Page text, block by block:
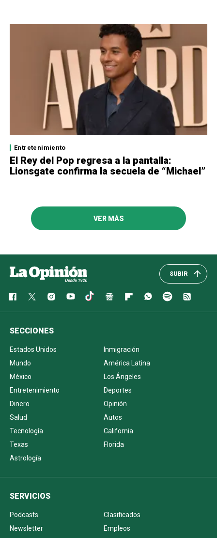
Entretenimiento
El Rey del Pop regresa a la pantalla:
Lionsgate confirma la secuela de “Michael”
VER MÁS
SUBIR
SECCIONES
Estados Unidos
Inmigración
Mundo
América Latina
México
Los Ángeles
Entretenimiento
Deportes
Dinero
Opinión
Salud
Autos
Tecnología
California
Texas
Florida
Astrología
SERVICIOS
Podcasts
Clasificados
Newsletter
Empleos